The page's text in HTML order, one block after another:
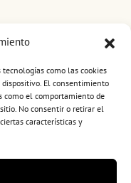
como las cookies
El consentimiento
como el comportamiento de
No consentir o retirar el
características y